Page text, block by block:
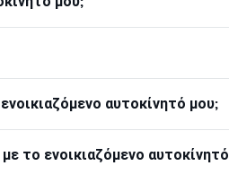
αυτοκίνητό μου;
το ενοικιαζόμενο αυτοκίνητό